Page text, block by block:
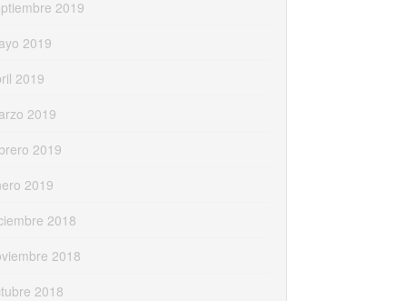
2019
2019
2019
2019
2019
2019
2018
2018
2018